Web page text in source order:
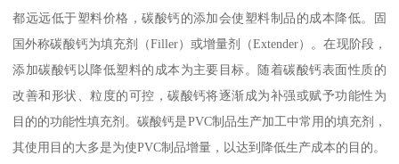
都远远低于塑料价格，碳酸钙的添加会使塑料制品的成本降低。固
国外称碳酸钙为填充剂（Filler）或增量剂（Extender）。在现阶段，
添加碳酸钙以降低塑料的成本为主要目标。随着碳酸钙表面性质的
改善和形状、粒度的可控，碳酸钙将逐渐成为补强或赋予功能性为
目的的功能性填充剂。碳酸钙是PVC制品生产加工中常用的填充剂，
其使用目的大多是为使PVC制品增量，以达到降低生产成本的目的。